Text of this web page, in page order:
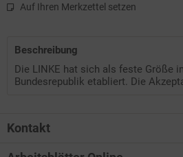
Auf Ihren Merkzettel setzen
Beschreibung
Die LINKE hat sich als feste Größe
Bundesrepublik etabliert. Die
Kontakt